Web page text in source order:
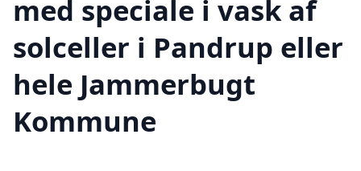
med speciale i vask af
solceller i Pandrup eller
hele Jammerbugt
Kommune